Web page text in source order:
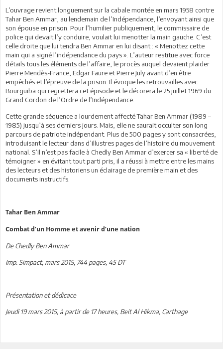
L’ouvrage revient longuement sur la cabale montée en mars 1958 contre
Tahar Ben Ammar, au lendemain de l’Indépendance, l’envoyant ainsi que
son épouse en prison. Pour l’humilier publiquement, le commissaire de
police qui devait l’y conduire, voulait lui menotter la main gauche. C’est
celle droite que lui tendra Ben Ammar en lui disant : « Menottez cette
main qui a signé l’indépendance du pays ». L’auteur restitue avec force
détails tous les éléments de l’affaire, le procès auquel devaient plaider
Pierre Mendès-France, Edgar Faure et Pierre July avant d’en être
empêchés et l’épreuve de la prison. Il évoque les retrouvailles avec
Bourguiba qui regrettera cet épisode et le décorera le 25 juillet 1969 du
Grand Cordon de l’Ordre de l’Indépendance.
Cette grande séquence a lourdement affecté Tahar Ben Ammar (1989 –
1985) jusqu’à ses derniers jours. Mais, elle ne saurait occulter son long
parcours de patriote indépendant. Plus de 500 pages y sont consacrées,
introduisant le lecteur dans d’illustres pages de l’histoire du mouvement
national. S’il n’est pas facile à Chedly Ben Ammar d’exercer sa « liberté de
témoigner » en évitant tout parti pris, il a réussi à mettre entre les mains
des lecteurs et des historiens un éclairage de première main et des
documents instructifs.
Tahar Ben Ammar
Combat d’un Homme et avenir d’une nation
De Chedly Ben Ammar
Imp. Simpact, mars 2015, 744 pages, 45 DT
Présentation et dédicace
Jeudi 19 mars 2015, à partir de 17 heures, Beit Al Hikma, Carthage